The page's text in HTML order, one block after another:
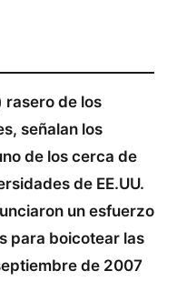
rasero de los
señalan los
de los cerca de
de EE.UU.
un esfuerzo
para boicotear las
de 2007